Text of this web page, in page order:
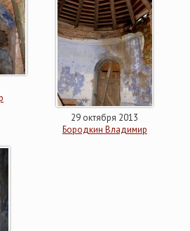
29 октября 2013
Бородкин Владимир